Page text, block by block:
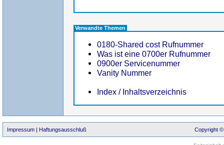
Verwandte Themen
0180-Shared cost Rufnummer
Was ist eine 0700er Rufnummer
0900er Servicenummer
Vanity Nummer
Index / Inhaltsverzeichnis
Impressum | Haftungsausschluß Copyright ©